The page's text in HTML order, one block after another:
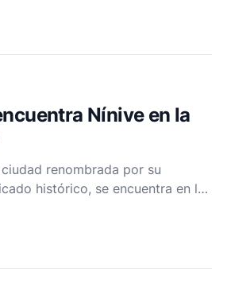
plenamente cómo Dios
esencial entender el contexto
teológico presentado en el libro
Nínive en la
renombrada por su
histórico, se encuentra en lo
encontrar en las afueras de
importante en el norte de Irak.
situada en la orilla oriental